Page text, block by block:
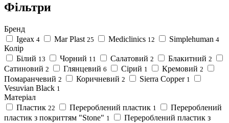
Фільтри
Бренд
Igeax 4 Mar Plast 25 Mediclinics 12 Simplehuman 4
Колір
Білий 13 Чорний 11 Салатовий 2 Блакитний 2
Сатиновий 2 Глянцевий 6 Сірий 1 Кремовий 2
Помаранчевий 2 Коричневий 2 Sierra Copper 1
Vesuvian Black 1
Матеріал
Пластик 22 Перероблений пластик 1
Перероблений
пластик з покриттям "Stone" 1
Перероблений пластик з